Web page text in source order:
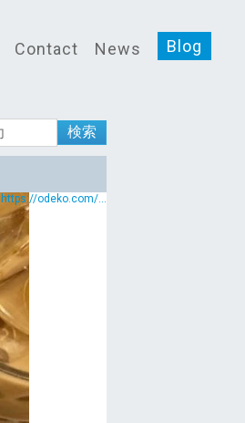
Contact News Blog
検索
https://odeko.com/...